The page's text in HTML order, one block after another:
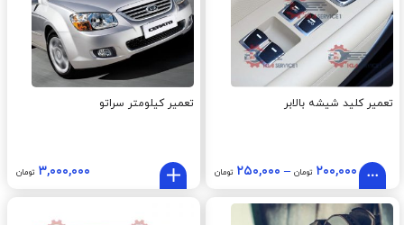
تعمیر کلید شیشه بالابر
۲۰۰,۰۰۰ تومان– ۲۵۰,۰۰۰ تومان
تعمیر کیلومتر سراتو
۳,۰۰۰,۰۰۰ تومان